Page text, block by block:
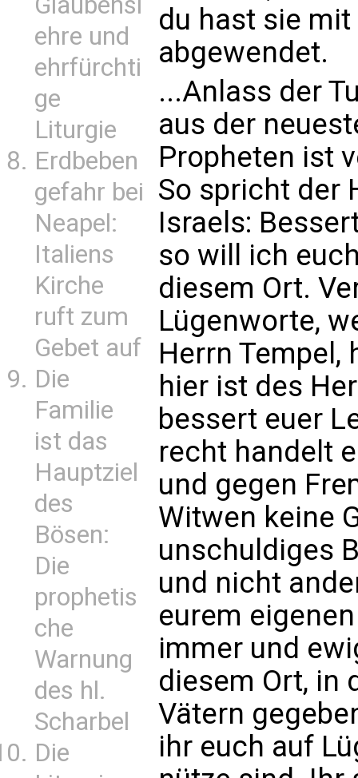
ehre und
ehrfürchti
ge
Liturgie
Erdbeben
gefahr bei
Neapel:
Italiens
Kirche
ruft zum
Gebet auf
Die
Familie
ist das
Hauptziel
des
Bösen:
Die
prophetis
che
Warnung
des hl.
Scharbel
Die
du hast sie
abgewendet.
...Anlass der
aus der
Propheten ist
So spricht
Israels:
so will ich
diesem Ort.
Lügenworte,
Herrn Tempel,
hier ist des
bessert euer
recht handelt
und gegen
Witwen keine
unschuldiges
und nicht
eurem
immer und
diesem Ort, in
Vätern
ihr euch auf